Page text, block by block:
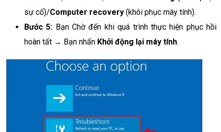
sự cố)/Computer recovery (khôi phục máy tính).
Bước 5: Bạn Chờ đến khi quá trình thực hiện phục hồi
hoàn tất → Bạn nhấnKhởi động lại máy tính.